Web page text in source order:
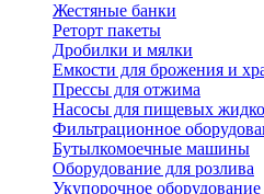
Жестяные банки
Реторт пакеты
Дробилки и мялки
Емкости для брожения и
Прессы для отжима
Насосы для пищевых
Фильтрационное
Бутылкомоечные машины
Оборудование для розлива
Укупорочное